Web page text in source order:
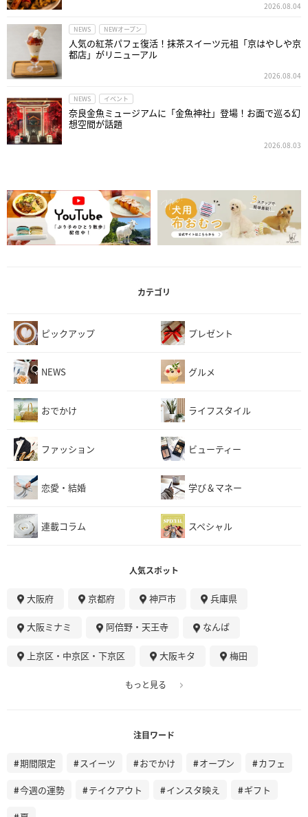
2026.08.04
NEWS NEWオープン
人気の紅茶パフェ復活！抹茶スイーツ元祖「京はやしや京
都店」がリニューアル
2026.08.04
NEWS イベント
奈良金魚ミュージアムに「金魚神社」登場！お面で巡る幻
想空間が話題
2026.08.03
カテゴリ
ピックアップ プレゼント
NEWS グルメ
おでかけ ライフスタイル
ファッション ビューティー
恋愛・結婚 学び＆マネー
連載コラム スペシャル
人気スポット
大阪府 京都府 神戸市 兵庫県
大阪ミナミ 阿倍野・天王寺 なんば
上京区・中京区・下京区 大阪キタ 梅田
もっと見る
注目ワード
期間限定 スイーツ おでかけ オープン カフェ
今週の運勢 テイクアウト インスタ映え ギフト